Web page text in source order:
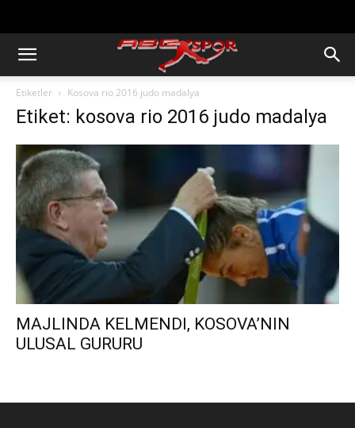
Etiketler Kosova rio 2016 judo madalya
Etiket: kosova rio 2016 judo madalya
MAJLINDA KELMENDI, KOSOVA’NIN
ULUSAL GURURU